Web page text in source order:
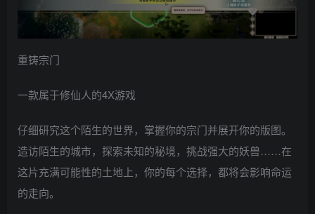
重铸宗门
一款属于修仙人的4X游戏
仔细研究这个陌生的世界，掌握你的宗门并展开你的版图。
造访陌生的城市，探索未知的秘境，挑战强大的妖兽……在
这片充满可能性的土地上，你的每个选择，都将会影响命运
的走向。